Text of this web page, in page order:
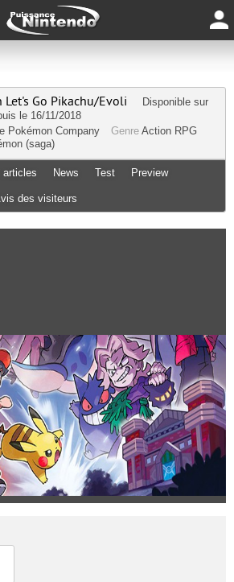
Let's Go Pikachu/Evoli
Disponible sur
le 16/11/2018
Pokémon Company Genre Action RPG
(saga)
articles News Test Preview
des visiteurs